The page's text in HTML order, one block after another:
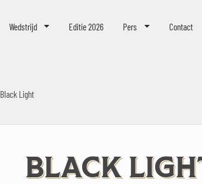
Wedstrijd Editie 2026 Pers Contact
Black Light
BLACK